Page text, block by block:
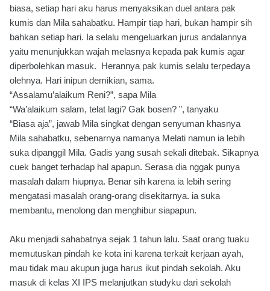
biasa, setiap hari aku harus menyaksikan duel antara pak
kumis dan Mila sahabatku. Hampir tiap hari, bukan hampir sih
bahkan setiap hari. Ia selalu mengeluarkan jurus andalannya
yaitu menunjukkan wajah melasnya kepada pak kumis agar
diperbolehkan masuk. Herannya pak kumis selalu terpedaya
olehnya. Hari inipun demikian, sama.
“Assalamu’alaikum Reni?”, sapa Mila
“Wa’alaikum salam, telat lagi? Gak bosen? ”, tanyaku
“Biasa aja”, jawab Mila singkat dengan senyuman khasnya
Mila sahabatku, sebenarnya namanya Melati namun ia lebih
suka dipanggil Mila. Gadis yang susah sekali ditebak. Sikapnya
cuek banget terhadap hal apapun. Serasa dia nggak punya
masalah dalam hiupnya. Benar sih karena ia lebih sering
mengatasi masalah orang-orang disekitarnya. ia suka
membantu, menolong dan menghibur siapapun.
Aku menjadi sahabatnya sejak 1 tahun lalu. Saat orang tuaku
memutuskan pindah ke kota ini karena terkait kerjaan ayah,
mau tidak mau akupun juga harus ikut pindah sekolah. Aku
masuk di kelas XI IPS melanjutkan studyku dari sekolah